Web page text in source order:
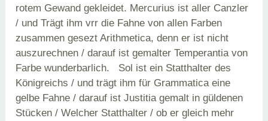
rotem Gewand gekleidet. Mercurius ist aller Canzler
/ und Trägt ihm vrr die Fahne von allen Farben
zusammen gesezt Arithmetica, denn er ist nicht
auszurechnen / darauf ist gemalter Temperantia von
Farbe wunderbarlich. Sol ist ein Statthalter des
Königreichs / und trägt ihm für Grammatica eine
gelbe Fahne / darauf ist Justitia gemalt in güldenen
Stücken / Welcher Statthalter / ob er gleich mehr